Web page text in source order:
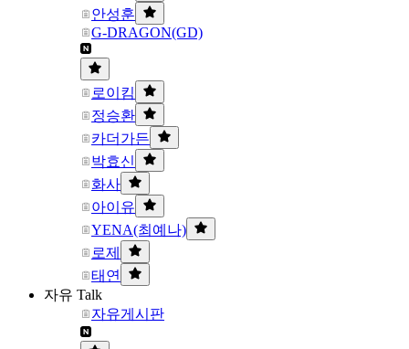
안성훈
G-DRAGON(GD)
로이킴
정승환
카더가든
박효신
화사
아이유
YENA(최예나)
로제
태연
자유 Talk
자유게시판